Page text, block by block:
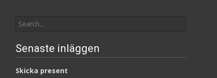
for:
Senaste inläggen
Skicka present